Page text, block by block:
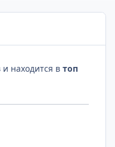
и находится в топ